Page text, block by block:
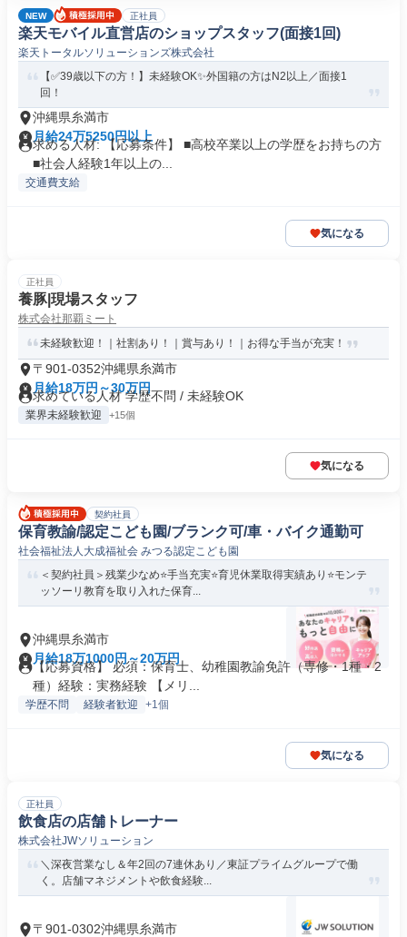
NEW 正社員
楽天モバイル直営店のショップスタッフ(面接1回)
楽天トータルソリューションズ株式会社
【✅39歳以下の方！】未経験OK✨外国籍の方はN2以上／面接1
回！
沖縄県糸満市
月給24万5250円以上
求める人材: 【応募条件】 ■高校卒業以上の学歴をお持ちの方
■社会人経験1年以上の...
交通費支給
気になる
正社員
養豚|現場スタッフ
株式会社那覇ミート
未経験歓迎！｜社割あり！｜賞与あり！｜お得な手当が充実！
〒901-0352沖縄県糸満市
月給18万円～30万円
求めている人材 学歴不問 / 未経験OK
業界未経験歓迎 +15個
気になる
契約社員
保育教諭/認定こども園/ブランク可/車・バイク通勤可
社会福祉法人大成福祉会 みつる認定こども園
＜契約社員＞残業少なめ⭐手当充実⭐育児休業取得実績あり⭐モンテ
ッソーリ教育を取り入れた保育...
沖縄県糸満市
月給18万1000円～20万円
【応募資格】 必須：保育士、幼稚園教諭免許（専修・1種・2
種）経験：実務経験 【メリ...
学歴不問 経験者歓迎 +1個
気になる
正社員
飲食店の店舗トレーナー
株式会社JWソリューション
＼深夜営業なし＆年2回の7連休あり／東証プライムグループで働
く。店舗マネジメントや飲食経験...
〒901-0302沖縄県糸満市